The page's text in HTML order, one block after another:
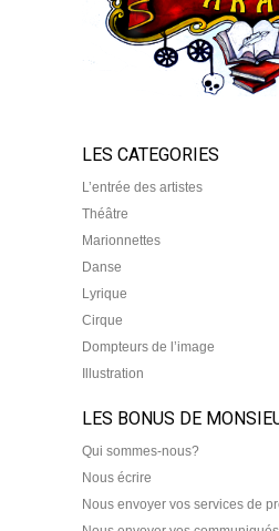
LES CATEGORIES
L’entrée des artistes
Théâtre
Marionnettes
Danse
Lyrique
Cirque
Dompteurs de l’image
Illustration
LES BONUS DE
Qui sommes-nous?
Nous écrire
Nous envoyer vos services de